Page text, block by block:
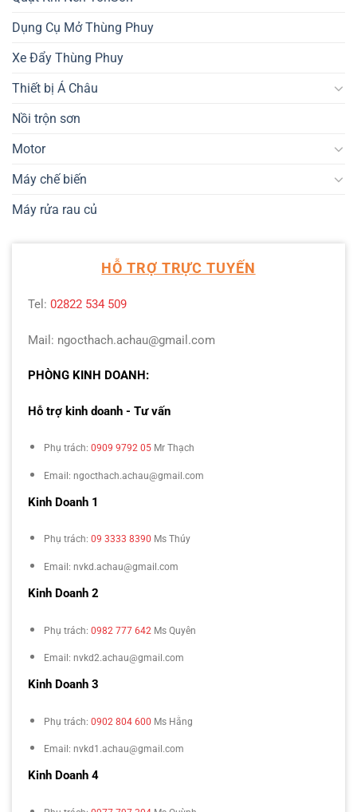
Dụng Cụ Mở Thùng Phuy
Xe Đẩy Thùng Phuy
Thiết bị Á Châu
Nồi trộn sơn
Motor
Máy chế biến
Máy rửa rau củ
HỖ TRỢ TRỰC TUYẾN
Tel: 02822 534 509
Mail: ngocthach.achau@gmail.com
PHÒNG KINH DOANH:
Hỗ trợ kinh doanh - Tư vấn
Phụ trách: 0909 9792 05 Mr Thạch
Email: ngocthach.achau@gmail.com
Kinh Doanh 1
Phụ trách: 09 3333 8390 Ms Thúy
Email: nvkd.achau@gmail.com
Kinh Doanh 2
Phụ trách: 0982 777 642 Ms Quyên
Email: nvkd2.achau@gmail.com
Kinh Doanh 3
Phụ trách: 0902 804 600 Ms Hằng
Email: nvkd1.achau@gmail.com
Kinh Doanh 4